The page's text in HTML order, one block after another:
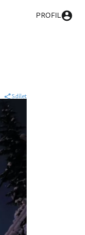
PROFIL
Sdílet